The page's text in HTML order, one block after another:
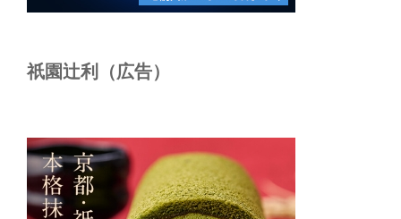
祇園辻利（広告）